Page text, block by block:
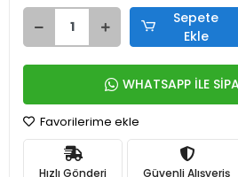
Sepete
Ekle
WHATSAPP İLE
Favorilerime ekle
Hızlı Gönderi Güvenli Alışveriş